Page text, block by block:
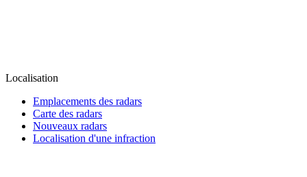
Localisation
Emplacements des radars
Carte des radars
Nouveaux radars
Localisation d'une infraction